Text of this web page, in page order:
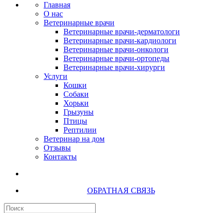
Главная
О нас
Ветеринарные врачи
Ветеринарные врачи-дерматологи
Ветеринарные врачи-кардиологи
Ветеринарные врачи-онкологи
Ветеринарные врачи-ортопеды
Ветеринарные врачи-хирурги
Услуги
Кошки
Собаки
Хорьки
Грызуны
Птицы
Рептилии
Ветеринар на дом
Отзывы
Контакты
ОБРАТНАЯ СВЯЗЬ